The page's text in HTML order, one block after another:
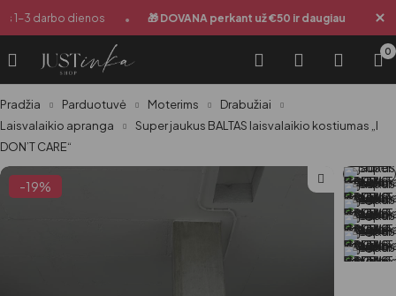
3 darbo dienos 🎁 DOVANA perkant už €50 ir daugiau
0
Pradžia Parduotuvė Moterims
Drabužiai
Laisvalaikio apranga
Super jaukus BALTAS laisvalaikio kostiumas „I
DON’T CARE“
-19%